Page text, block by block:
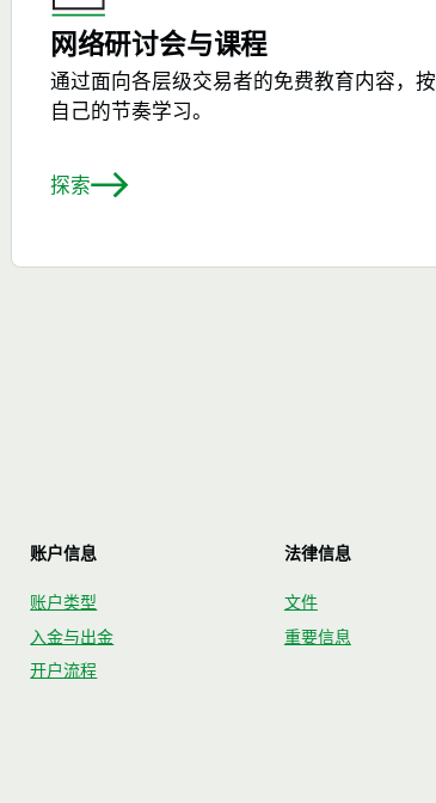
网络研讨会与课程
通过面向各层级交易者的免费教育内容，按
自己的节奏学习。
探索
账户信息
账户类型
入金与出金
开户流程
法律信息
文件
重要信息